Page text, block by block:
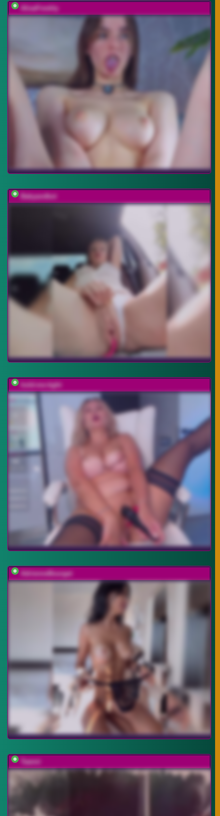
AlisaFreshly
Babyandkot
hold-me-tight
AdrienneBourget
Taanni